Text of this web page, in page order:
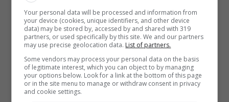
40%. Questa innovazione può essere
utilizzata da qualsiasi utente e secondo i
report dell’aziendaè completamente sicura
poiché l’applicazione delle stimolazioni
avviene tramite meccanismi elettrici non
invasivi.
Your personal data will be processed and information from
your device (cookies, unique identifiers, and other device
data) may be stored by, accessed by and shared with 319
partners, or used specifically by this site. We and our partners
may use precise geolocation data. List of partners.
Some vendors may process your personal data on the basis
of legitimate interest, which you can object to by managing
your options below. Look for a link at the bottom of this page
or in the site menu to manage or withdraw consent in privacy
and cookie settings.